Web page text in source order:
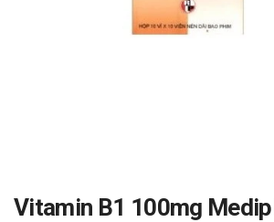
Vitamin B1 100mg